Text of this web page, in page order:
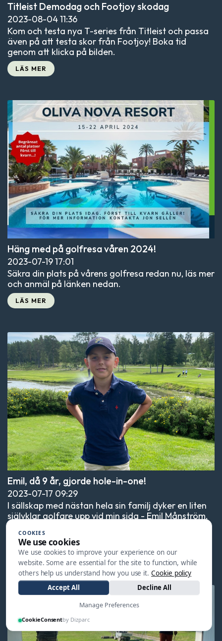
Titleist Demodag och Footjoy skodag
2023-08-0411:36
Kom och testa nya T-series från Titleist och passa
även på att testa skor från Footjoy! Boka tid
genom att klicka på bilden.
LÄS MER
Häng med på golfresa våren 2024!
2023-07-1917:01
Säkra din plats på vårens golfresa redan nu, läs mer
och anmäl på länken nedan.
LÄS MER
Emil, då 9 år, gjorde hole-in-one!
2023-07-17 09:29
I sällskap med nästan hela sin familj dyker en liten
självklar golfare upp vid min sida - Emil Månström,
10 år. I slutet av maj gjorde han sitt livs första hole-
in-one!
LÄS MER
COOKIES
We use cookies
We use cookies to improve your experience on our
website. Some are essential for the site to function, while
others help us understand how you use it. Cookie policy
Accept All
Decline All
Manage Preferences
CookieConsentby Dizparc